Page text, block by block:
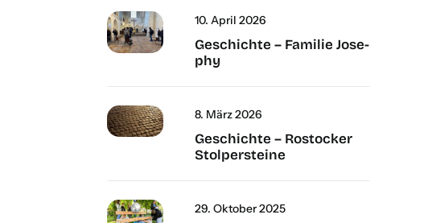
10. April 2026
Geschich­te – Fami­lie Jose­
phy
8. März 2026
Geschich­te – Ros­to­cker
Stol­per­stei­ne
29. Okto­ber 2025